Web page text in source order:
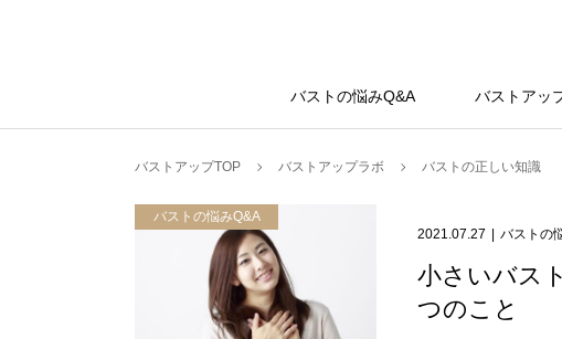
バストの悩みQ&A バストアッ
バストアップTOP バストアップラボ バストの正しい知識
バストの悩みQ&A
2021.07.27
バストの
小さいバス
つのこと